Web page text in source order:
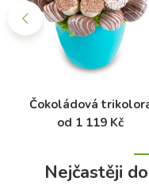
Čokoládová
od 1 119 Kč
Nejčastěji